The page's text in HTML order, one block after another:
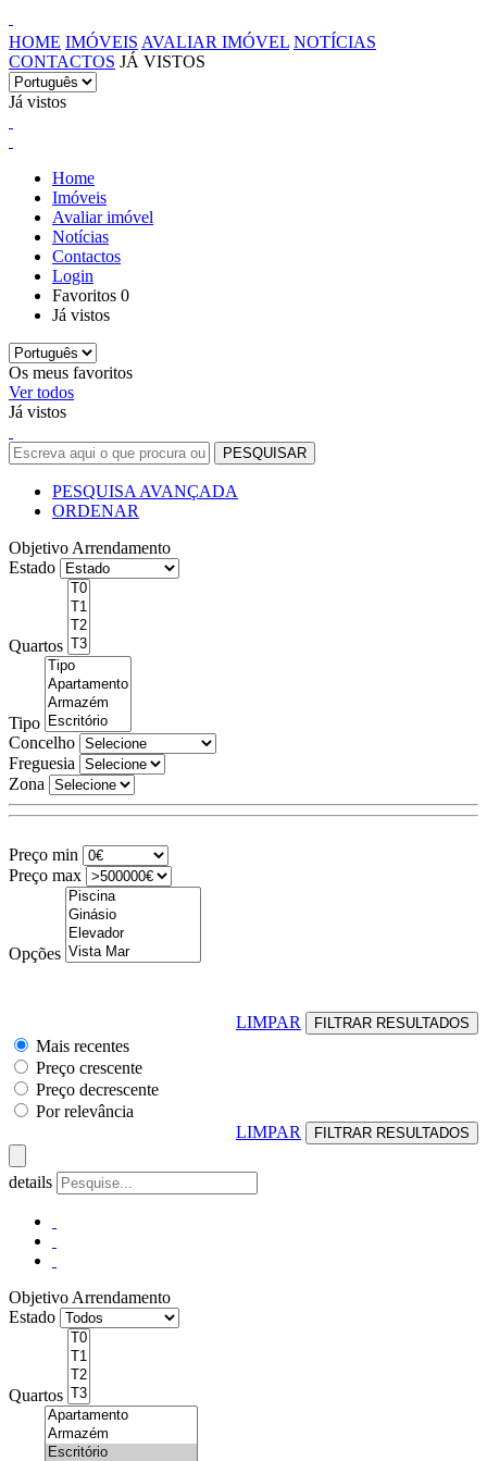
HOME IMÓVEIS AVALIAR IMÓVEL NOTÍCIAS
CONTACTOS JÁ VISTOS
Já vistos
Home
Imóveis
Avaliar imóvel
Notícias
Contactos
Login
Favoritos 0
Já vistos
Os meus favoritos
Ver todos
Já vistos
PESQUISA AVANÇADA
ORDENAR
Objetivo Arrendamento
Estado
Quartos
Tipo
Concelho
Freguesia
Zona
Preço min
Preço max
Opções
LIMPAR
Mais recentes
Preço crescente
Preço decrescente
Por relevância
LIMPAR
details
Objetivo Arrendamento
Estado
Quartos